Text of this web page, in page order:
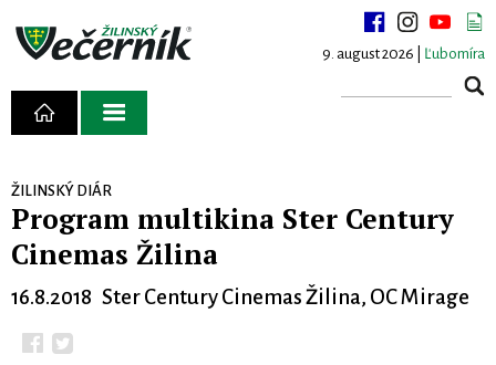
9. august 2026 | Ľubomíra
ŽILINSKÝ DIÁR
Program multikina Ster Century
Cinemas Žilina
16.8.2018 Ster Century Cinemas Žilina, OC Mirage